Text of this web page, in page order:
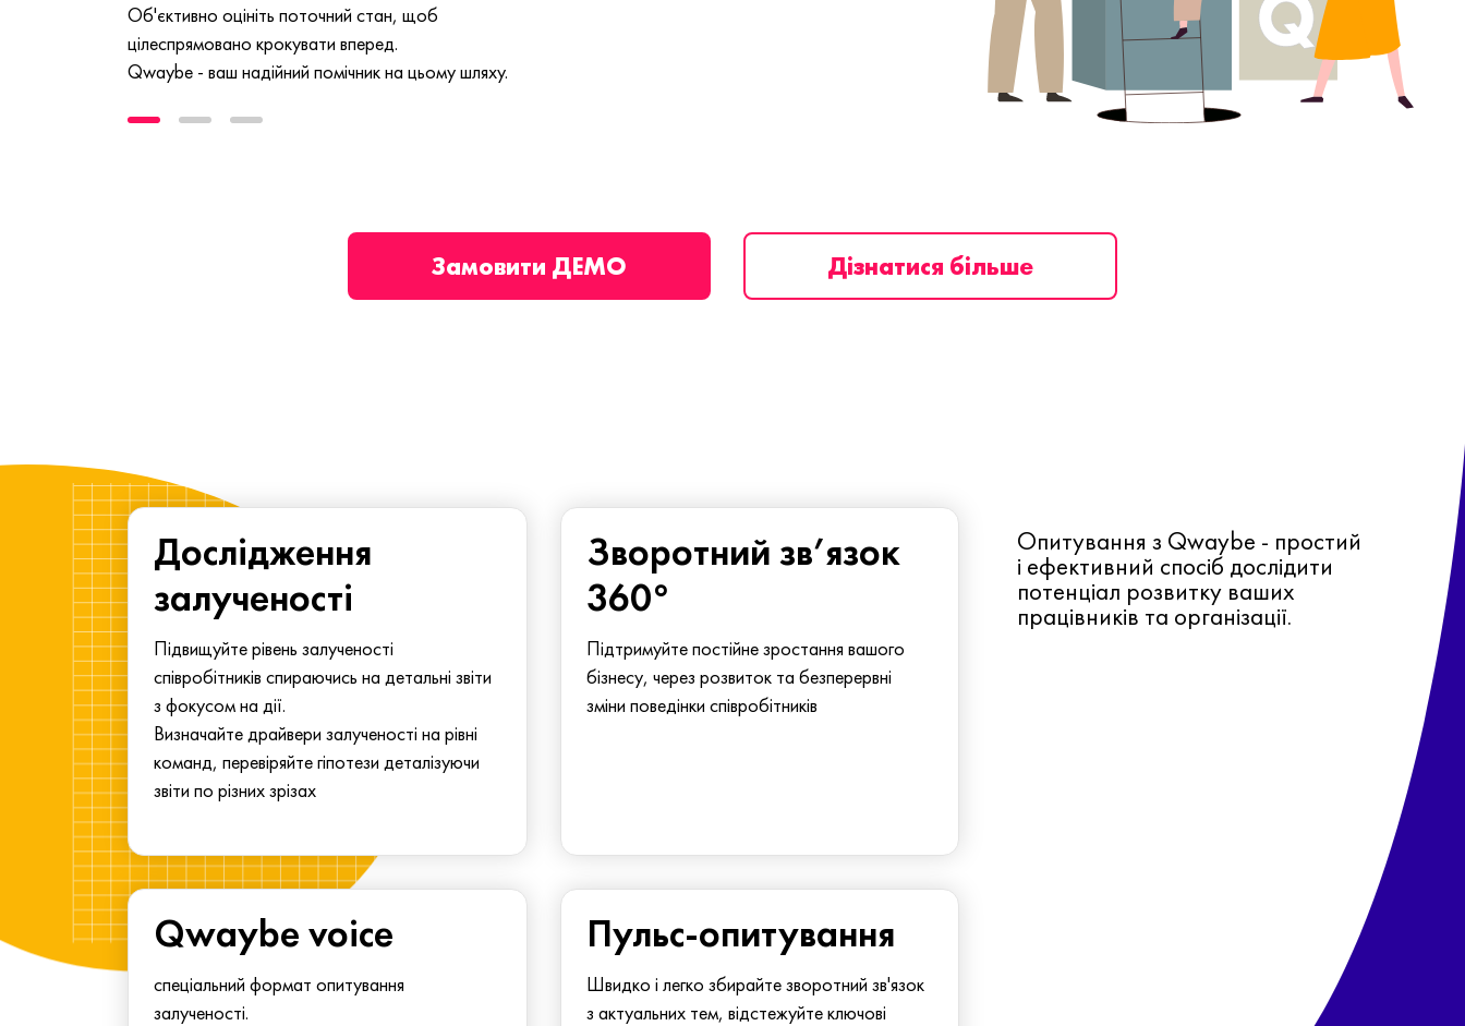
Об'єктивно оцініть поточний стан, щоб
цілеспрямовано крокувати вперед.
Qwaybe - ваш надійний помічник на цьому шляху.
Замовити ДЕМО Дізнатися більше
Дослідження
залученості
Підвищуйте рівень залученості
співробітників спираючись на детальні звіти
з фокусом на дії.
Визначайте драйвери залученості на рівні
команд, перевіряйте гіпотези деталізуючи
звіти по різних зрізах
Зворотний зв’язок
360°
Підтримуйте постійне зростання вашого
бізнесу, через розвиток та безперервні
зміни поведінки співробітників
Опитування з Qwaybe - простий
і ефективний спосіб дослідити
потенціал розвитку ваших
працівників та організації.
Qwaybe voice
спеціальний формат опитування
залученості.
Пульс-опитування
Швидко і легко збирайте зворотний зв'язок
з актуальних тем, відстежуйте ключові